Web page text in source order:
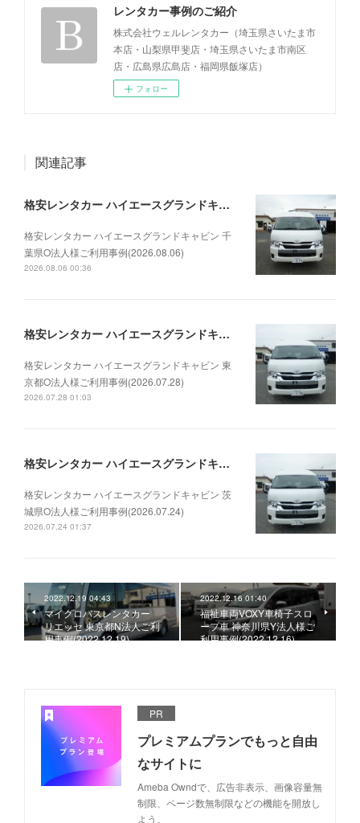
レンタカー事例のご紹介
株式会社ウェルレンタカー（埼玉県さいたま市
本店・山梨県甲斐店・埼玉県さいたま市南区
店・広島県広島店・福岡県飯塚店）
フォロー
関連記事
格安レンタカー ハイエースグランドキャビン 千葉県O法人様ご利用事例(2026.08.06)
格安レンタカー ハイエースグランドキャビン 千
葉県O法人様ご利用事例(2026.08.06)
2026.08.06 00:36
格安レンタカー ハイエースグランドキャビン 東京都O法人様ご利用事例(2026.07.28)
格安レンタカー ハイエースグランドキャビン 東
京都O法人様ご利用事例(2026.07.28)
2026.07.28 01:03
格安レンタカー ハイエースグランドキャビン 茨城県O法人様ご利用事例(2026.07.24)
格安レンタカー ハイエースグランドキャビン 茨
城県O法人様ご利用事例(2026.07.24)
2026.07.24 01:37
2022.12.19 04:43
マイクロバスレンタカー
リエッセ 東京都N法人ご利
用事例(2022.12.19)
2022.12.16 01:40
福祉車両VOXY車椅子スロ
ープ車 神奈川県Y法人様ご
利用事例(2022.12.16)
PR
プレミアムプランでもっと自由
なサイトに
Ameba Owndで、広告非表示、画像容量無
制限、ページ数無制限などの機能を開放し
よう。